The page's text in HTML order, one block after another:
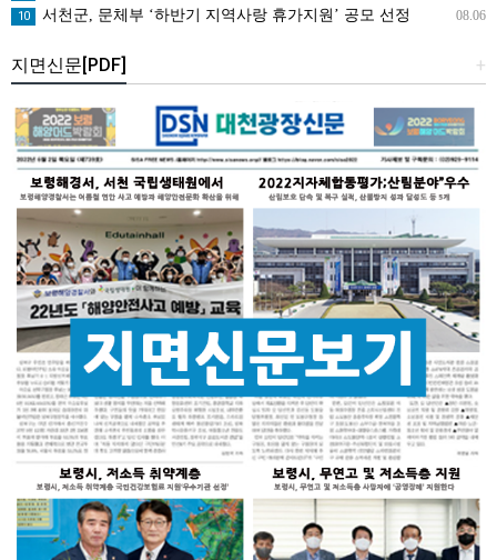
08.06
10 서천군, 문체부 ‘하반기 지역사랑 휴가지원’ 공모 선정
+
지면신문[PDF]